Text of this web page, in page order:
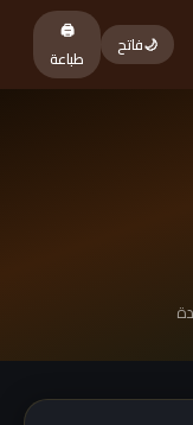
🌙فاتح
🖨
طباعة